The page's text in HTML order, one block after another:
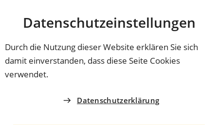
Datenschutz­einstellungen
Durch die Nutzung dieser Website erklären Sie sich
damit einverstanden, dass diese Seite Cookies
verwendet.
Datenschutzerklärung
INHALT ANSPRINGEN
Coburg
STÄDTEPARTNERSCHAFTSVEREIN